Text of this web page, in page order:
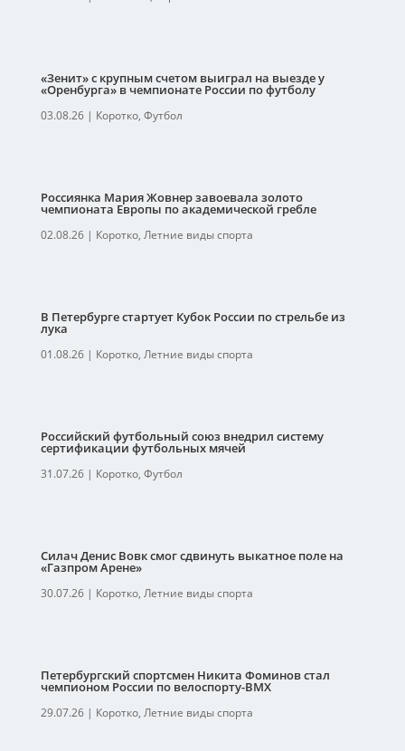
«Зенит» с крупным счетом выиграл на выезде у
«Оренбурга» в чемпионате России по футболу
03.08.26| Коротко, Футбол
Россиянка Мария Жовнер завоевала золото
чемпионата Европы по академической гребле
02.08.26| Коротко, Летние виды спорта
В Петербурге стартует Кубок России по стрельбе из
лука
01.08.26| Коротко, Летние виды спорта
Российский футбольный союз внедрил систему
сертификации футбольных мячей
31.07.26| Коротко, Футбол
Силач Денис Вовк смог сдвинуть выкатное поле на
«Газпром Арене»
30.07.26| Коротко, Летние виды спорта
Петербургский спортсмен Никита Фоминов стал
чемпионом России по велоспорту-ВМХ
29.07.26| Коротко, Летние виды спорта